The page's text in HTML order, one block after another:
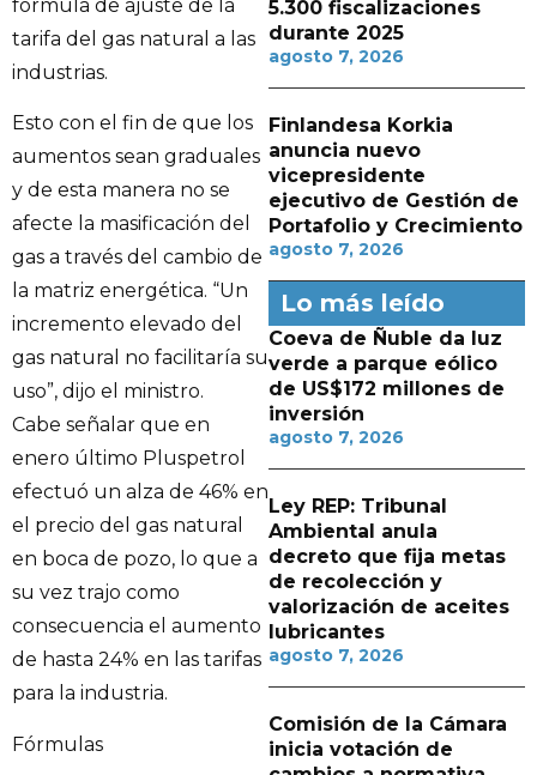
fórmula de ajuste de la
tarifa del gas natural a las
industrias.
Esto con el fin de que los
aumentos sean graduales
y de esta manera no se
afecte la masificación del
gas a través del cambio de
la matriz energética. “Un
incremento elevado del
gas natural no facilitaría su
uso”, dijo el ministro.
Cabe señalar que en
enero último Pluspetrol
efectuó un alza de 46% en
el precio del gas natural
en boca de pozo, lo que a
su vez trajo como
consecuencia el aumento
de hasta 24% en las tarifas
para la industria.
Fórmulas
5.300 fiscalizaciones
durante 2025
agosto 7, 2026
Finlandesa Korkia
anuncia nuevo
vicepresidente
ejecutivo de Gestión de
Portafolio y Crecimiento
agosto 7, 2026
Lo más leído
Coeva de Ñuble da luz
verde a parque eólico
de US$172 millones de
inversión
agosto 7, 2026
Ley REP: Tribunal
Ambiental anula
decreto que fija metas
de recolección y
valorización de aceites
lubricantes
agosto 7, 2026
Comisión de la Cámara
inicia votación de